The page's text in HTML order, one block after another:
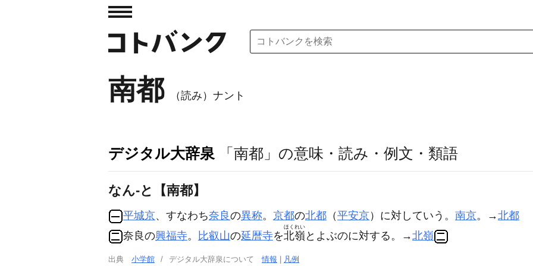
南都 （読み）ナント
デジタル大辞泉 「南都」の意味・読み・例文・類語
なん‐と【南都】
平城京、すなわち奈良の異称。 京都の北都 （平安京）に対していう。 南京。→北都
奈良の興福寺。 比叡山の延暦寺を北嶺
ほくれい
とよぶのに対する。→北嶺
出典 小学館 デジタル大辞泉について情報 凡例